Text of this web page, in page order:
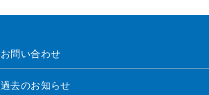
お問い合わせ
過去のお知らせ